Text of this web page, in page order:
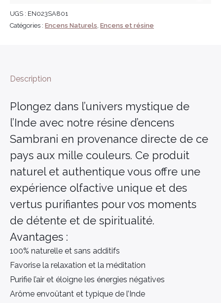
UGS : EN023SA801
Catégories : Encens Naturels, Encens et résine
Description
Plongez dans l’univers mystique de
l’Inde avec notre résine d’encens
Sambrani en provenance directe de ce
pays aux mille couleurs. Ce produit
naturel et authentique vous offre une
expérience olfactive unique et des
vertus purifiantes pour vos moments
de détente et de spiritualité.
Avantages :
100% naturelle et sans additifs
Favorise la relaxation et la méditation
Purifie l’air et éloigne les énergies négatives
Arôme envoûtant et typique de l’Inde